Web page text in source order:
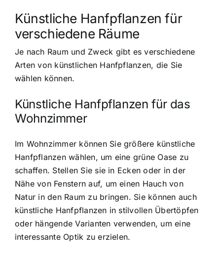
Künstliche Hanfpflanzen für
verschiedene Räume
Je nach Raum und Zweck gibt es verschiedene
Arten von künstlichen Hanfpflanzen, die Sie
wählen können.
Künstliche Hanfpflanzen für das
Wohnzimmer
Im Wohnzimmer können Sie größere künstliche
Hanfpflanzen wählen, um eine grüne Oase zu
schaffen. Stellen Sie sie in Ecken oder in der
Nähe von Fenstern auf, um einen Hauch von
Natur in den Raum zu bringen. Sie können auch
künstliche Hanfpflanzen in stilvollen Übertöpfen
oder hängende Varianten verwenden, um eine
interessante Optik zu erzielen.